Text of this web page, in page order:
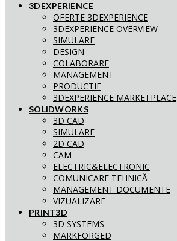
3DEXPERIENCE
OFERTE 3DEXPERIENCE
3DEXPERIENCE OVERVIEW
SIMULARE
DESIGN
COLABORARE
MANAGEMENT
PRODUCTIE
3DEXPERIENCE MARKETPLACE
SOLIDWORKS
3D CAD
SIMULARE
2D CAD
CAM
ELECTRIC&ELECTRONIC
COMUNICARE TEHNICĂ
MANAGEMENT DOCUMENTE
VIZUALIZARE
PRINT3D
3D SYSTEMS
MARKFORGED